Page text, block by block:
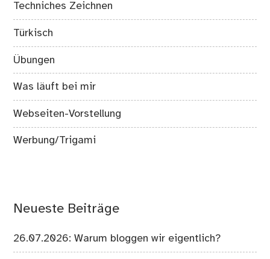
Techniches Zeichnen
Türkisch
Übungen
Was läuft bei mir
Webseiten-Vorstellung
Werbung/Trigami
Neueste Beiträge
26.07.2026: Warum bloggen wir eigentlich?